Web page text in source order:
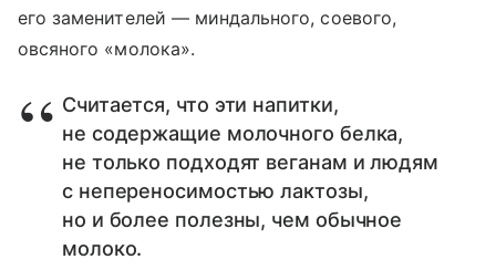
его заменителей — миндального, соевого,
овсяного «молока».
Считается, что эти напитки,
не содержащие молочного белка,
не только подходят веганам и людям
с непереносимостью лактозы,
но и более полезны, чем обычное
молоко.